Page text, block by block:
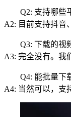
Q2: 支持哪些
A2: 目前支持抖音
Q3: 下载的视
A3: 完全没有。我
Q4: 能批量下
A4: 当然可以，支